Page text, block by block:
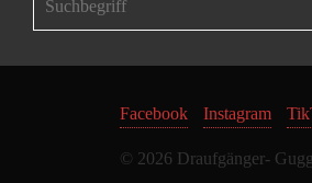
Facebook Instagram
© 2026 Draufgänger-